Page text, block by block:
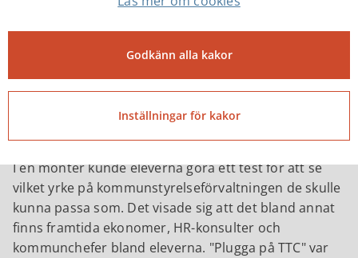
Stadsarkitekt Leif Ahnland och kommunens
digitaliseringskoordinator och
Lennemar föreläste också för eleverna om sina yrken
Testa på yrken inom kommunen
I en monter kunde eleverna göra ett test för att se
vilket yrke på kommunstyrelseförvaltningen de skulle
kunna passa som. Det visade sig att det bland annat
finns framtida ekonomer, HR-konsulter och
kommunchefer bland eleverna. "Plugga på TTC" var
Godkänn alla kakor
Inställningar för kakor